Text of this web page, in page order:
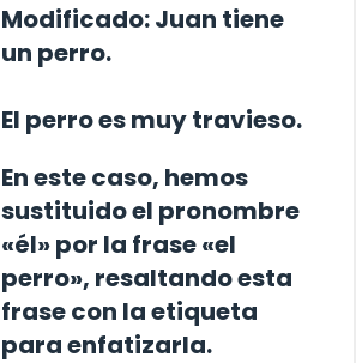
Modificado:Juan tiene
un perro.
El perroes muy travieso.
En este caso, hemos
sustituido el pronombre
«él» por la frase «el
perro», resaltando esta
frase con la etiqueta
para enfatizarla.